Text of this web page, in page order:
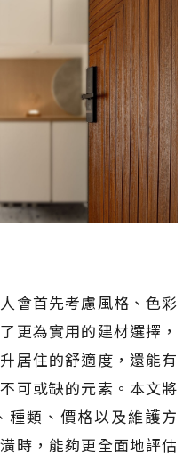
會首先考慮風格、色彩
更為實用的建材選擇，
居住的舒適度，還能有
可或缺的元素。本文將
種類、價格以及維護方
時，能夠更全面地評估